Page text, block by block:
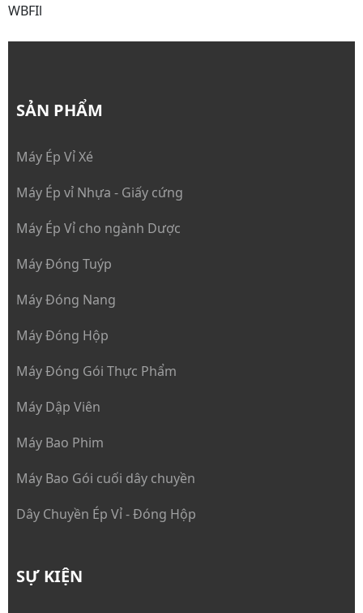
WBFIl
SẢN PHẨM
Máy Ép Vỉ Xé
Máy Ép vỉ Nhựa - Giấy cứng
Máy Ép Vỉ cho ngành Dược
Máy Đóng Tuýp
Máy Đóng Nang
Máy Đóng Hộp
Máy Đóng Gói Thực Phẩm
Máy Dập Viên
Máy Bao Phim
Máy Bao Gói cuối dây chuyền
Dây Chuyền Ép Vỉ - Đóng Hộp
SỰ KIỆN